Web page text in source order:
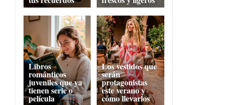
Libros
románticos
juveniles que ya
tienen serie o
película
Los vestidos que
serán
protagonistas
este verano y
cómo llevarlos